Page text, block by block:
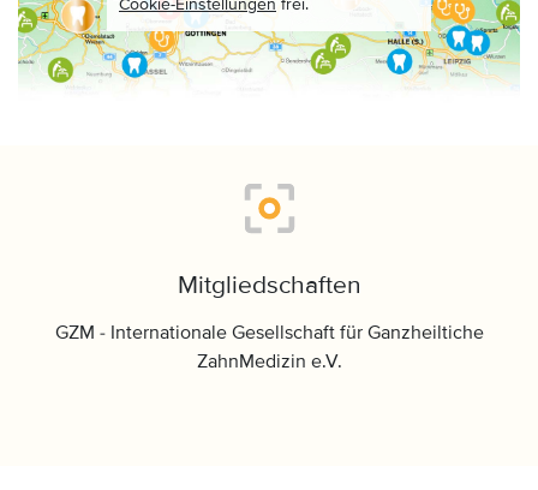
Cookie-Einstellungen frei.
Mitgliedschaften
GZM - Internationale Gesellschaft für Ganzheiltiche
ZahnMedizin e.V.